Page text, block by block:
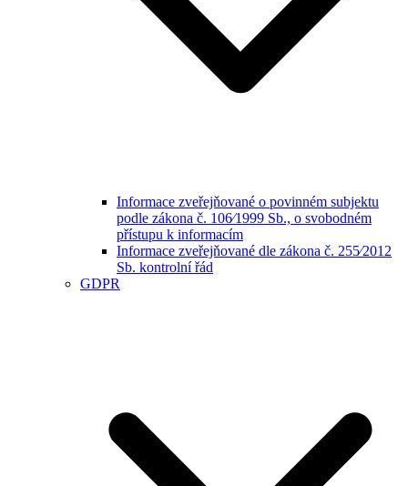
Informace zveřejňované o povinném subjektu
podle zákona č. 106⁄1999 Sb., o svobodném
přístupu k informacím
Informace zveřejňované dle zákona č. 255⁄2012
Sb. kontrolní řád
GDPR